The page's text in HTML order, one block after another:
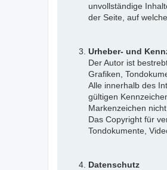
unvollständige
der Seite, auf
Urheber- und
Der Autor ist
Grafiken,
Alle innerhalb des
gültigen
Markenzeichen
Das Copyright für
Tondokumente,
Datenschutz